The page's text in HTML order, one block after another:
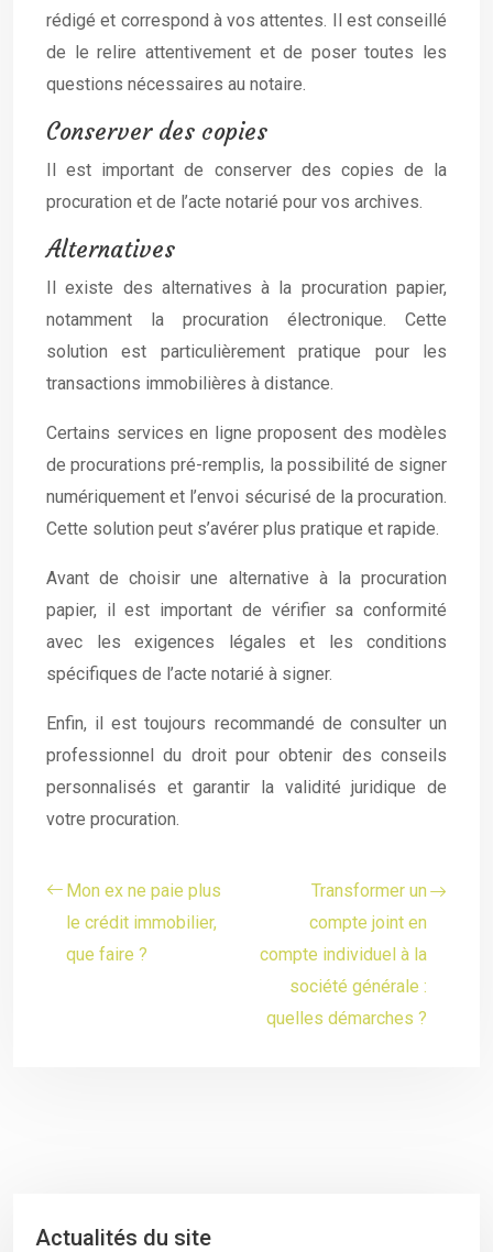
rédigé et correspond à vos attentes. Il est conseillé
de le relire attentivement et de poser toutes les
questions nécessaires au notaire.
Conserver des copies
Il est important de conserver des copies de la
procuration et de l’acte notarié pour vos archives.
Alternatives
Il existe des alternatives à la procuration papier,
notamment la procuration électronique. Cette
solution est particulièrement pratique pour les
transactions immobilières à distance.
Certains services en ligne proposent des modèles
de procurations pré-remplis, la possibilité de signer
numériquement et l’envoi sécurisé de la procuration.
Cette solution peut s’avérer plus pratique et rapide.
Avant de choisir une alternative à la procuration
papier, il est important de vérifier sa conformité
avec les exigences légales et les conditions
spécifiques de l’acte notarié à signer.
Enfin, il est toujours recommandé de consulter un
professionnel du droit pour obtenir des conseils
personnalisés et garantir la validité juridique de
votre procuration.
Mon ex ne paie plus
le crédit immobilier,
que faire ?
Transformer un
compte joint en
compte individuel à la
société générale :
quelles démarches ?
Actualités du site